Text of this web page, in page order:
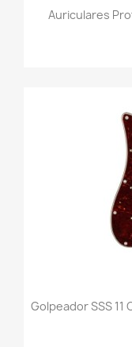
Auriculares
Golpeador SSS